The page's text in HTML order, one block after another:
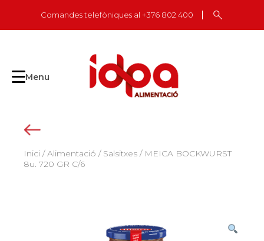
content
Comandes telefòniques al +376 802 400
Menu
Inici /Alimentació / Salsitxes / MEICA BOCKWURST
8u. 720 GR C/6